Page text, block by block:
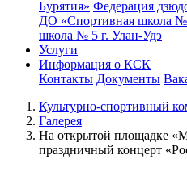
Бурятия» Федерация
ДО «Спортивная школа №
школа № 5 г. Улан-Удэ
Услуги
Информация о КСК
Контакты Документы
Культурно-спортивный
Галерея
На открытой площадке
праздничный концерт